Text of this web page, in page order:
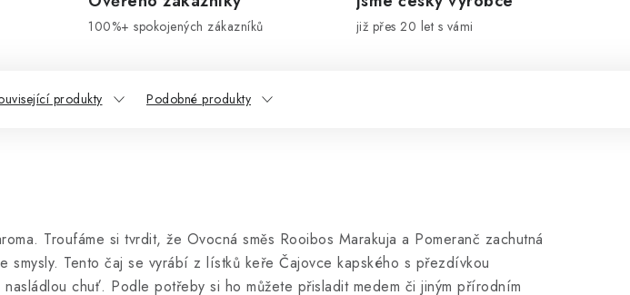
100%+ spokojených zákazníků již přes 20 let s vámi
produkty Podobné produkty
Troufáme si tvrdit, že Ovocná směs Rooibos Marakuja a Pomeranč zachutná
smysly. Tento čaj se vyrábí z lístků keře Čajovce kapského s přezdívkou
nasládlou chuť. Podle potřeby si ho můžete přisladit medem či jiným přírodním